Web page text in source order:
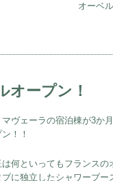
オーベ
オープン！
ヴェーラの宿泊棟が3か
！！
何といってもフランスの
に独立したシャワーブー